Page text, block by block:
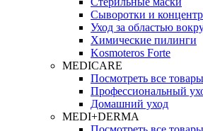
Сыворотки и
Уход за областью
Химические пилинги
Kosmoteros Forte
MEDICARE
Посмотреть все товары
Профессиональный
Домашний уход
MEDI+DERMA